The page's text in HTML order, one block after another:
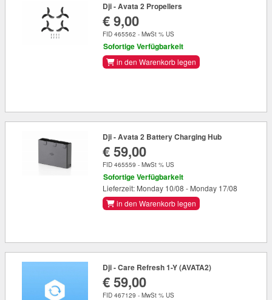
Dji - Avata 2 Propellers
€ 9,00
FID 465562 - MwSt % US
Sofortige Verfügbarkeit
in den Warenkorb legen
Dji - Avata 2 Battery Charging Hub
€ 59,00
FID 465559 - MwSt % US
Sofortige Verfügbarkeit
Lieferzeit: Monday 10/08 - Monday 17/08
in den Warenkorb legen
Dji - Care Refresh 1-Y (AVATA2)
€ 59,00
FID 467129 - MwSt % US